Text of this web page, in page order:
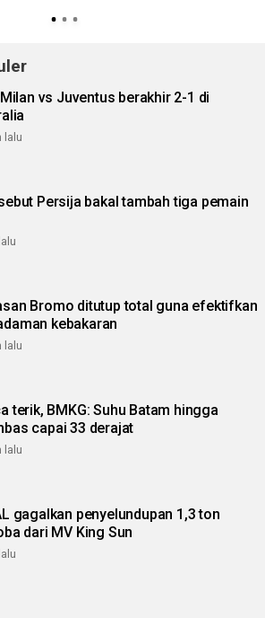
Milan vs Juventus berakhir 2-1 di
lalu
Persija bakal tambah tiga pemain
Bromo ditutup total guna efektifkan
kebakaran
lalu
terik, BMKG: Suhu Batam hingga
capai 33 derajat
lalu
gagalkan penyelundupan 1,3 ton
dari MV King Sun